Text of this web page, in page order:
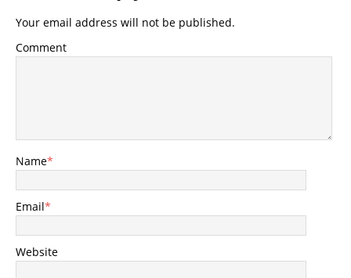
Your email address will not be published.
Comment
Name*
Email*
Website